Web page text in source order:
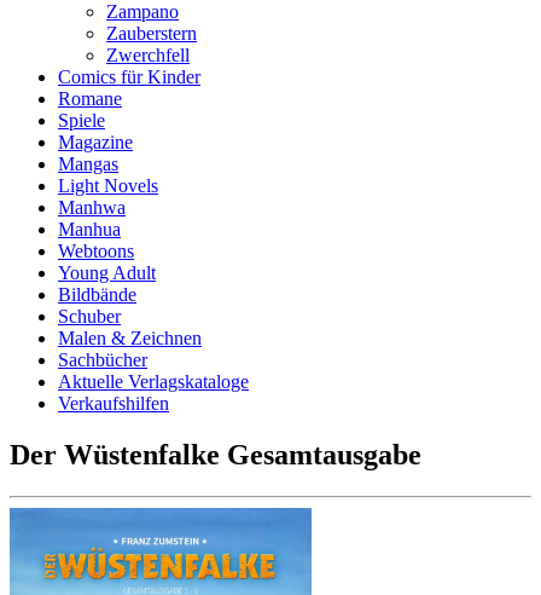
Zampano
Zauberstern
Zwerchfell
Comics für Kinder
Romane
Spiele
Magazine
Mangas
Light Novels
Manhwa
Manhua
Webtoons
Young Adult
Bildbände
Schuber
Malen & Zeichnen
Sachbücher
Aktuelle Verlagskataloge
Verkaufshilfen
Der Wüstenfalke Gesamtausgabe